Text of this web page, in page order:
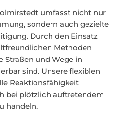
umfasst nicht nur
sondern auch gezielte
Durch den Einsatz
Methoden
Straßen und Wege in
sind. Unsere flexiblen
Reaktionsfähigkeit
bei plötzlich auftretendem
handeln.